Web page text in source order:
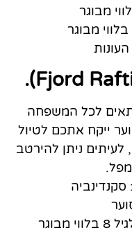
לכל המשפחה
הנחל הסוער ייקח אתכם לטיול
לעיתים ניתן להירטב
: סקנדינביה